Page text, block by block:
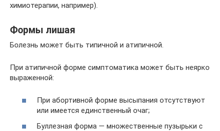
химиотерапии, например).
Формы лишая
Болезнь может быть типичной и атипичной.
При атипичной форме симптоматика может быть неярко
выраженной:
При абортивной форме высыпания отсутствуют
или имеется единственный очаг;
Буллезная форма — множественные пузырьки с